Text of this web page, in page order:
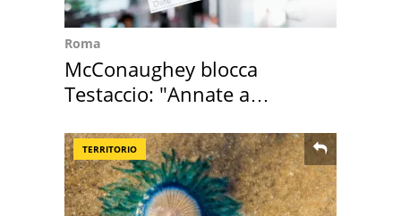
Roma
McConaughey blocca
Testaccio: "Annate a
TERRITORIO